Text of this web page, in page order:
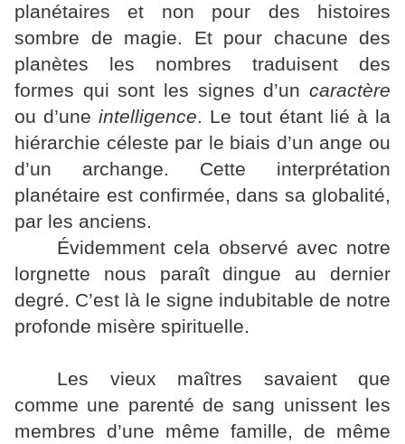
planétaires et non pour des histoires
sombre de magie. Et pour chacune des
planètes les nombres traduisent des
formes qui sont les signes d’un caractère
ou d’uneintelligence. Le tout étant lié à la
hiérarchie céleste par le biais d’un ange ou
d’un archange. Cette interprétation
planétaire est confirmée, dans sa globalité,
par les anciens.
Évidemment cela observé avec notre
lorgnette nous paraît dingue au dernier
degré. C’est là le signe indubitable de notre
profonde misère spirituelle.
Les vieux maîtres savaient que
comme une parenté de sang unissent les
membres d’une même famille, de même